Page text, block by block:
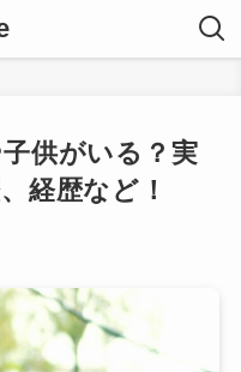
供がいる？実
経歴など！